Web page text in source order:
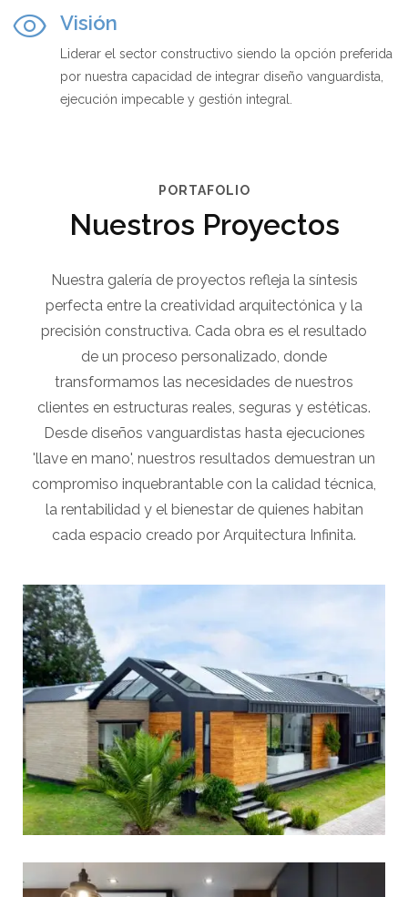
Visión
Liderar el sector constructivo siendo la opción preferida
por nuestra capacidad de integrar diseño vanguardista,
ejecución impecable y gestión integral.
PORTAFOLIO
Nuestros Proyectos
Nuestra galería de proyectos refleja la síntesis
perfecta entre la creatividad arquitectónica y la
precisión constructiva. Cada obra es el resultado
de un proceso personalizado, donde
transformamos las necesidades de nuestros
clientes en estructuras reales, seguras y estéticas.
Desde diseños vanguardistas hasta ejecuciones
'llave en mano', nuestros resultados demuestran un
compromiso inquebrantable con la calidad técnica,
la rentabilidad y el bienestar de quienes habitan
cada espacio creado por Arquitectura Infinita.
View portfolio: Black House
Black House
View portfolio: Calmediav Oficina